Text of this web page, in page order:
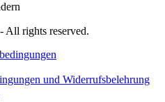
- All rights reserved.
und Widerrufsbelehrung